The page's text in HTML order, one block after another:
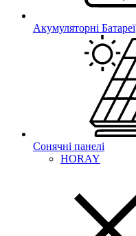
Акумуляторні Батареї
Сонячні панелі
HORAY